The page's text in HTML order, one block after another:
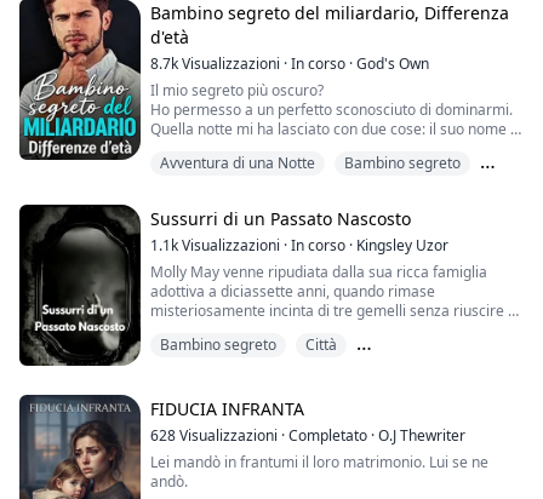
Si scopre che è il nuovo dottore e il migliore amico di
mio padre.
Ora so di essere nei guai.
Una mela al giorno toglie il medico di torno, ma lui co...
Bambino segreto del miliardario, Differenza
d'età
8.7kVisualizzazioni ·In corso ·God's Own
Il mio segreto più oscuro?
Ho permesso a un perfetto sconosciuto di dominarmi.
Quella notte mi ha lasciato con due cose: il suo nome di
Ora Dominic è tornato e non mi perde di vista.
E si è concluso con la notte più erotica della mia vita.
Ma il mio primo assaggio di sottomissione è finito in ...
Avventura di una Notte
Bambino segreto
Sussurri di un Passato Nascosto
1.1kVisualizzazioni ·In corso · Kingsley Uzor
Molly May venne ripudiata dalla sua ricca famiglia
adottiva a diciassette anni, quando rimase
misteriosamente incinta di tre gemelli senza riuscire a
crescere da sola Alex, Ben e Claudia in un Paese
Quando un’opportunità di lavoro la riporta a Northfolk,
il suo primogenito, brillante...
Bambino segreto
Città
FIDUCIA INFRANTA
628Visualizzazioni ·Completato ·O.J Thewriter
Lei mandò in frantumi il loro matrimonio. Lui se ne
andò.